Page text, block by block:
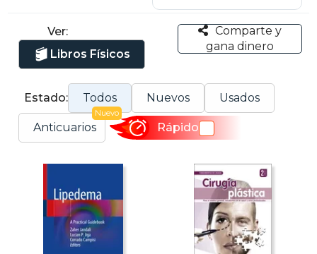
Ver:
Libros Físicos
Comparte y
gana dinero
Estado: Todos Nuevos Usados
Anticuarios
Nuevo
Rápido